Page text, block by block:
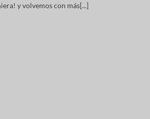
y volvemos con más[...]